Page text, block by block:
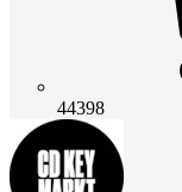
44398